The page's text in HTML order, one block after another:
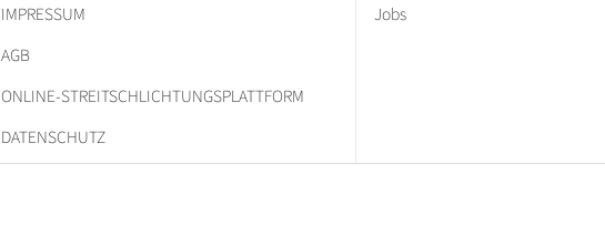
IMPRESSUM
AGB
ONLINE-STREITSCHLICHTUNGSPLATTFORM
DATENSCHUTZ
Jobs